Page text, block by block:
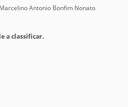
Antonio Bonfim Nonato
a classificar.